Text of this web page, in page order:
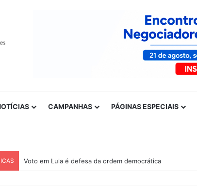
CAMPANHAS PÁGINAS ESPECIAIS
Voto em Lula é defesa da ordem democrática